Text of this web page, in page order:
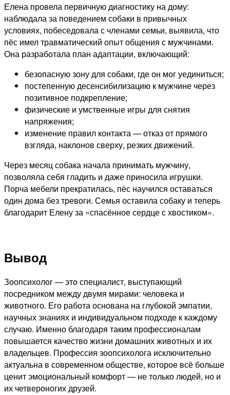
Елена провела первичную диагностику на дому:
наблюдала за поведением собаки в привычных
условиях, побеседовала с членами семьи, выявила, что
пёс имел травматический опыт общения с мужчинами.
Она разработала план адаптации, включающий:
безопасную зону для собаки, где он мог уединиться;
постепенную десенсибилизацию к мужчине через
позитивное подкрепление;
физические и умственные игры для снятия
напряжения;
изменение правил контакта — отказ от прямого
взгляда, наклонов сверху, резких движений.
Через месяц собака начала принимать мужчину,
позволяла себя гладить и даже приносила игрушки.
Порча мебели прекратилась, пёс научился оставаться
один дома без тревоги. Семья оставила собаку и теперь
благодарит Елену за «спасённое сердце с хвостиком».
Вывод
Зоопсихолог — это специалист, выступающий
посредником между двумя мирами: человека и
животного. Его работа основана на глубокой эмпатии,
научных знаниях и индивидуальном подходе к каждому
случаю. Именно благодаря таким профессионалам
повышается качество жизни домашних животных и их
владельцев. Профессия зоопсихолога исключительно
актуальна в современном обществе, которое всё больше
ценит эмоциональный комфорт — не только людей, но и
их четвероногих друзей.